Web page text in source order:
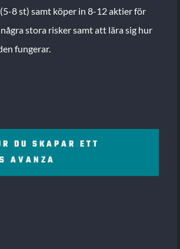
8 st) samt köper in 8-12 aktier för
stora risker samt att lära sig hur
fungerar.
DU SKAPAR ETT
AVANZA